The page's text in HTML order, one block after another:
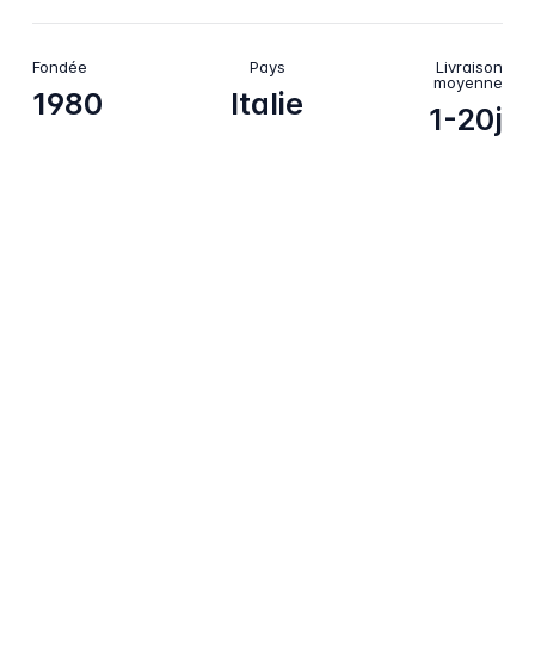
Fondée
1980
Pays
Italie
Livraison
moyenne
1-20j